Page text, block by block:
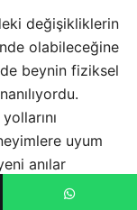
değişikliklerin
olabileceğine
beynin fiziksel
uyum
anılar
devam ettiğini